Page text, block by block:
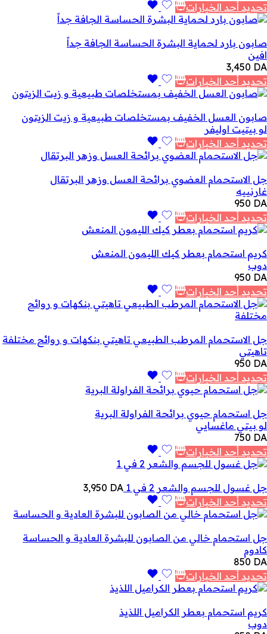
تحديد أحد الخيارات
صابون بارد لحماية البشرة الحساسة الجافة جداً
افين
3,450 DA
تحديد أحد الخيارات
صابون العسل الخفيف بمستخلصات طبيعية و زيت الزيتون
لو بيتيت اوليفر
تحديد أحد الخيارات
جل الاستحمام العضوي برائحة العسل وزهر البرتقال
غارنييه
950 DA
تحديد أحد الخيارات
كريم استحمام بعطر كيك الليمون المنعش
دوب
950 DA
تحديد أحد الخيارات
جل الاستحمام المرطب الطبيعي تاهيتي بنكهات و روائح مختلفة
تاهيتي
950 DA
تحديد أحد الخيارات
جل استحمام حيوي برائحة الفراولة البرية
لو بيتي ماغسايي
750 DA
تحديد أحد الخيارات
جل غسول للجسم والشعر 2 في 1 3,950 DA
تحديد أحد الخيارات
جل استحمام خالي من الصابون للبشرة العادية و الحساسة
كادوم
850 DA
تحديد أحد الخيارات
كريم استحمام بعطر الكراميل اللذيذ
دوب